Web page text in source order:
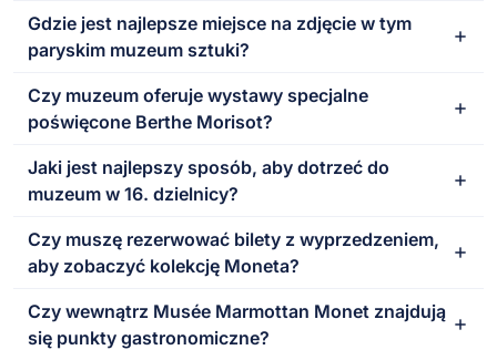
Gdzie jest najlepsze miejsce na zdjęcie w tym
paryskim muzeum sztuki?
Czy muzeum oferuje wystawy specjalne
poświęcone Berthe Morisot?
Jaki jest najlepszy sposób, aby dotrzeć do
muzeum w 16. dzielnicy?
Czy muszę rezerwować bilety z wyprzedzeniem,
aby zobaczyć kolekcję Moneta?
Czy wewnątrz Musée Marmottan Monet znajdują
się punkty gastronomiczne?